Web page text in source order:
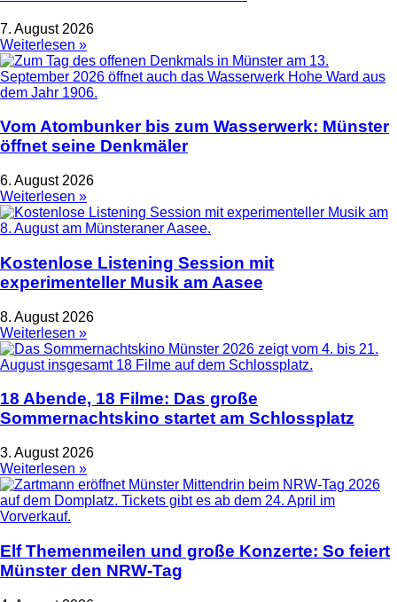
7. August 2026
Weiterlesen »
Vom Atombunker bis zum Wasserwerk: Münster
öffnet seine Denkmäler
6. August 2026
Weiterlesen »
Kostenlose Listening Session mit
experimenteller Musik am Aasee
8. August 2026
Weiterlesen »
18 Abende, 18 Filme: Das große
Sommernachtskino startet am Schlossplatz
3. August 2026
Weiterlesen »
Elf Themenmeilen und große Konzerte: So feiert
Münster den NRW-Tag